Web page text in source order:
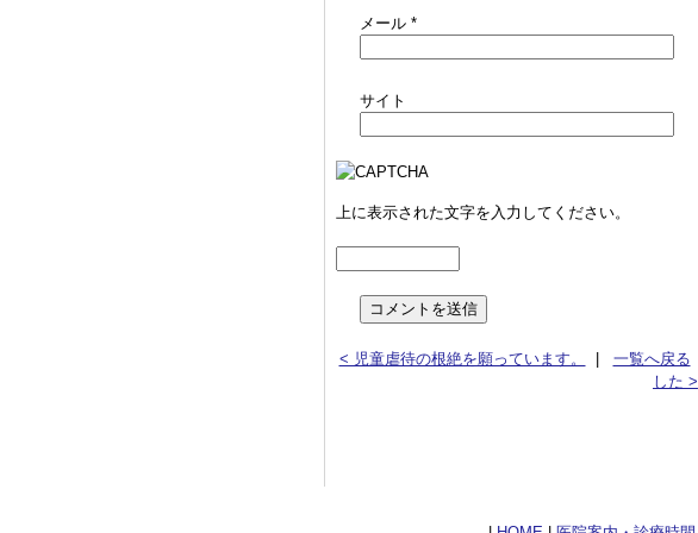
メール *
サイト
上に表示された文字を入力してください。
< 児童虐待の根絶を願っています。 一覧へ戻る
した >